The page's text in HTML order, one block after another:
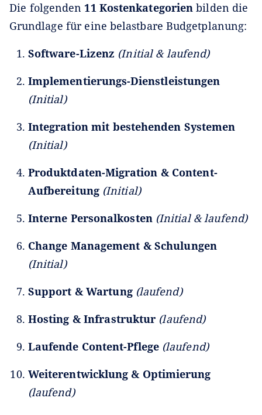
Die folgenden11 Kostenkategorien bilden die
Grundlage für eine belastbare Budgetplanung:
Software-Lizenz (Initial & laufend)
Implementierungs-Dienstleistungen
(Initial)
Integration mit bestehenden Systemen
(Initial)
Produktdaten-Migration & Content-
Aufbereitung (Initial)
Interne Personalkosten (Initial & laufend)
Change Management & Schulungen
(Initial)
Support & Wartung (laufend)
Hosting & Infrastruktur (laufend)
Laufende Content-Pflege (laufend)
Weiterentwicklung & Optimierung
(laufend)